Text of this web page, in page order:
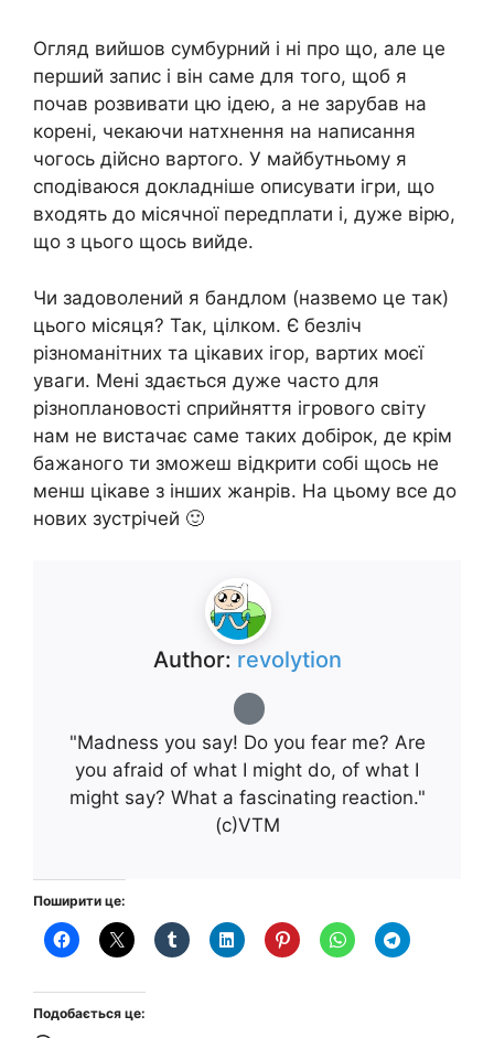
Огляд вийшов сумбурний і ні про що, але це
перший запис і він саме для того, щоб я
почав розвивати цю ідею, а не зарубав на
корені, чекаючи натхнення на написання
чогось дійсно вартого. У майбутньому я
сподіваюся докладніше описувати ігри, що
входять до місячної передплати і, дуже вірю,
що з цього щось вийде.
Чи задоволений я бандлом (назвемо це так)
цього місяця? Так, цілком. Є безліч
різноманітних та цікавих ігор, вартих моєї
уваги. Мені здається дуже часто для
різноплановості сприйняття ігрового світу
нам не вистачає саме таких добірок, де крім
бажаного ти зможеш відкрити собі щось не
менш цікаве з інших жанрів. На цьому все до
нових зустрічей 🙂
Author: revolytion
"Madness you say! Do you fear me? Are
you afraid of what I might do, of what I
might say? What a fascinating reaction."
(с)VTM
Поширити це:
Подобається це: